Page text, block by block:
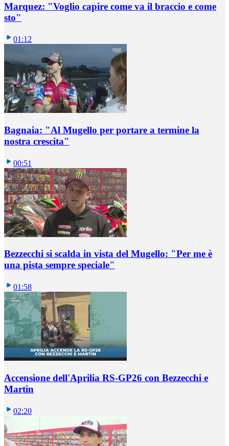
Marquez: "Voglio capire come va il braccio e come
sto"
01:12
Bagnaia: "Al Mugello per portare a termine la
nostra crescita"
00:51
Bezzecchi si scalda in vista del Mugello: "Per me è
una pista sempre speciale"
01:58
Accensione dell'Aprilia RS-GP26 con Bezzecchi e
Martin
02:20